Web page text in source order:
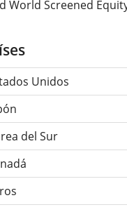
Screened Equity
Unidos
del Sur